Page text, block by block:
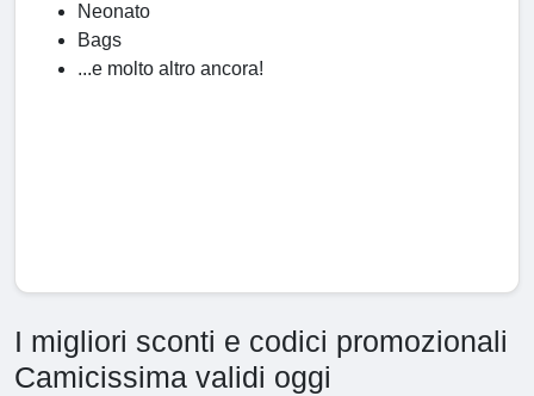
Neonato
Bags
...e molto altro ancora!
I migliori sconti e codici promozionali
Camicissima validi oggi